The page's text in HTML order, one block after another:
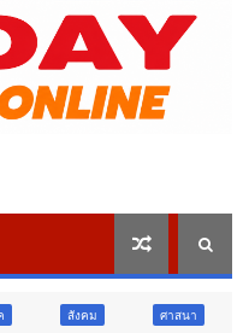
ศาสนา การศึกษา